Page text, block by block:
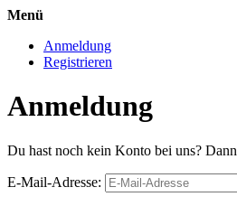
Menü
Anmeldung
Registrieren
Anmeldung
Du hast noch kein Konto bei uns? Dann
E-Mail-Adresse: